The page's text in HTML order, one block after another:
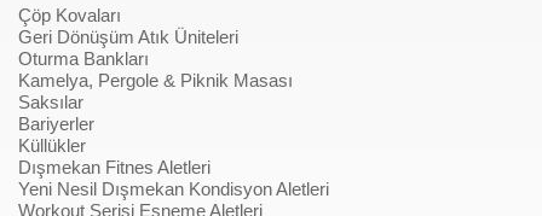
Çöp Kovaları
Geri Dönüşüm Atık Üniteleri
Oturma Bankları
Kamelya, Pergole & Piknik Masası
Saksılar
Bariyerler
Küllükler
Dışmekan Fitnes Aletleri
Yeni Nesil Dışmekan Kondisyon Aletleri
Workout Serisi Esneme Aletleri